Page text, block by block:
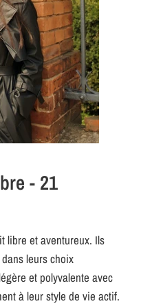
- 21
libre et aventureux. Ils
leurs choix
et polyvalente avec
à leur style de vie actif.